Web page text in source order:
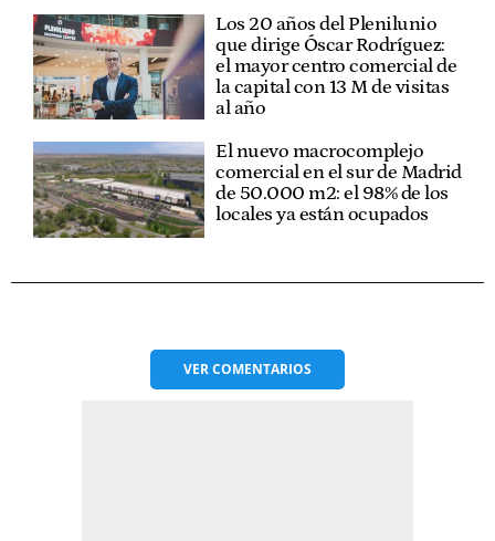
Los 20 años del Plenilunio
que dirige Óscar Rodríguez:
el mayor centro comercial de
la capital con 13 M de visitas
al año
El nuevo macrocomplejo
comercial en el sur de Madrid
de 50.000 m2: el 98% de los
locales ya están ocupados
VERCOMENTARIOS